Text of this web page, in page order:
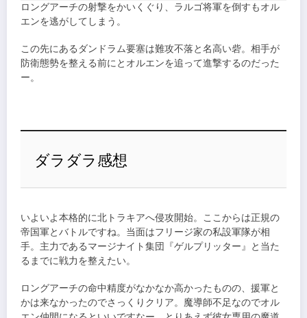
ロングアーチの射撃をかいくぐり、ラルゴ将軍を倒すもオル
エンを逃がしてしまう。
この先にあるダンドラム要塞は難攻不落と名高い砦。相手が
防衛態勢を整える前にとオルエンを追って進撃するのだった
ー。
ダラダラ感想
いよいよ本格的に北トラキアへ侵攻開始。ここからは正規の
帝国軍とバトルですね。当面はフリージ家の私設軍隊が相
手。主力であるマージナイト集団『ゲルプリッター』と当た
るまでに戦力を整えたい。
ロングアーチの命中精度がなかなか高かったものの、援軍と
かは来なかったのでさっくりクリア。魔導師不足なのでオル